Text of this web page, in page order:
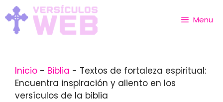
Skip
to
content
Menu
Inicio - Biblia - Textos de fortaleza espiritual:
Encuentra inspiración y aliento en los
versículos de la biblia